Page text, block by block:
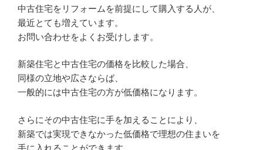
中古住宅をリフォームを前提にして購入する人が、
最近とても増えています。
お問い合わせをよくお受けします。
新築住宅と中古住宅の価格を比較した場合、
同様の立地や広さならば、
一般的には中古住宅の方が低価格になります。
さらにその中古住宅に手を加えることにより、
新築では実現できなかった低価格で理想の住まいを
手に入れることができます。